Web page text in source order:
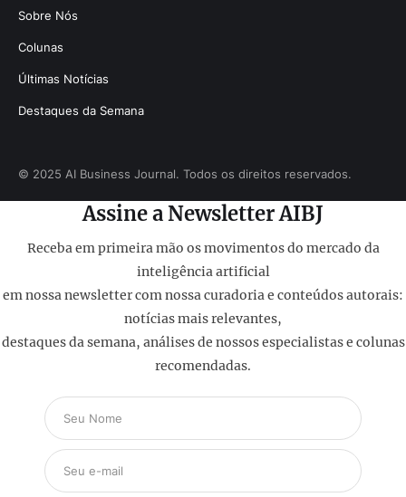
Sobre Nós
Colunas
Últimas Notícias
Destaques da Semana
© 2025 AI Business Journal. Todos os direitos reservados.
Assine a Newsletter AIBJ
Receba em primeira mão os movimentos do mercado da
inteligência artificial
em nossa newsletter com nossa curadoria e conteúdos autorais:
notícias mais relevantes,
destaques da semana, análises de nossos especialistas e colunas
recomendadas.